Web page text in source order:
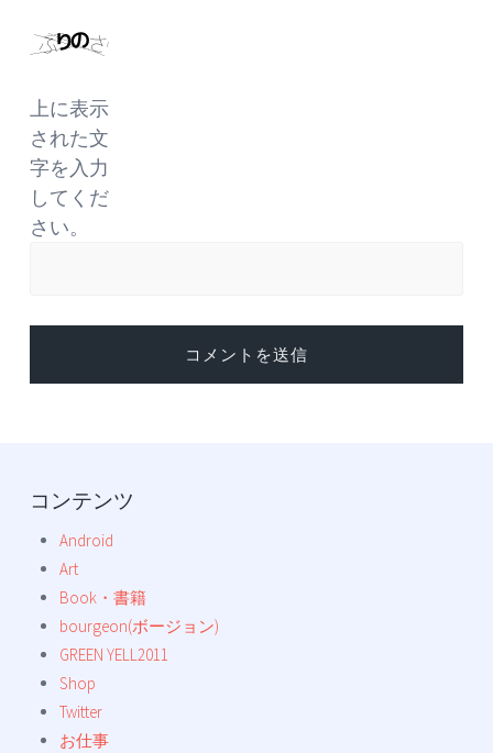
上に表示
された文
字を入力
してくだ
さい。
コンテンツ
Android
Art
Book・書籍
bourgeon(ボージョン)
GREEN YELL2011
Shop
Twitter
お仕事